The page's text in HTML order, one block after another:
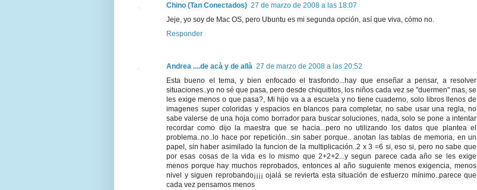
Chino (Tan Conectados) 27 de marzo de 2008 a las 18:07
Jeje, yo soy de Mac OS, pero Ubuntu es mi segunda opción, así que viva, cómo no.
Responder
Andrea ....de acà y de allà 27 de marzo de 2008 a las 20:52
Esta bueno el tema, y bien enfocado el trasfondo...hay que enseñar a pensar, a resolver
situaciones..yo no sé que pasa, pero desde chiquititos, los niños cada vez se "duermen" mas, se
les exige menos o que pasa?, Mi hijo va a a escuela y no tiene cuaderno, solo libros llenos de
imagenes super coloridas y espacios en blancos para completar, no sabe usar una regla, no
sabe valerse de una hoja como borrador para buscar soluciones, nada, solo se pone a intentar
recordar como dijo la maestra que se hacia...pero no utilizando los datos que plantea el
problema..no..lo hace por repetición...sin saber porque.. anotan las tablas de memoria, en un
papel, sin haber asimilado la funcion de la multiplicación..2 x 3 =6 si, eso si, pero no sabe que
por esas cosas de la vida es lo mismo que 2+2+2...y segun parece cada año se les exige
menos porque hay muchos reprobados, entonces al año suguiente menos exigencia, menos
nivel y siguen reprobando¡¡¡¡ ojalá se revierta esta situación de esfuerzo mínimo..parece que
cada vez pensamos menos